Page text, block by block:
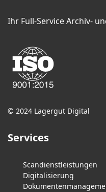
Ihr Full-Service Archiv-
© 2024 Lagergut Digital
Services
Scandienstleistungen
Digitalisierung